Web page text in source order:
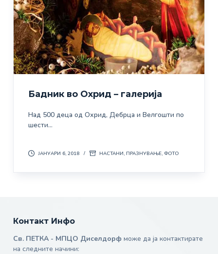
Бадник во Охрид – галерија
Над 500 деца од Охрид, Дебрца и Велгошти по
шести…
ЈАНУАРИ 6, 2018 НАСТАНИ, ПРАЗНУВАЊЕ, ФОТО
Контакт Инфо
Св. ПЕТКА - МПЦО Диселдорфможе да ја контактирате
на следните начини: